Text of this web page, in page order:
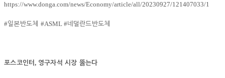
https://www.donga.com/news/Economy/article/all/20230927/121407033/1
#일본반도체 #ASML #네덜란드반도체
포스코인터, 영구자석 시장 뚫는다